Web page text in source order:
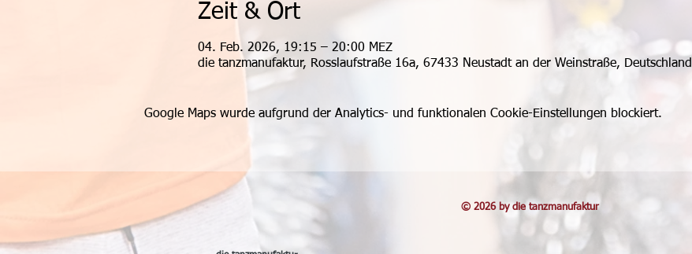
Zeit & Ort
04. Feb. 2026, 19:15 – 20:00 MEZ
die tanzmanufaktur, Rosslaufstraße 16a, 67433 Neustadt an der Weinstraße, Deutschland
Google Maps wurde aufgrund der Analytics- und funktionalen Cookie-Einstellungen blockiert.
© 2026 by die tanzmanufaktur